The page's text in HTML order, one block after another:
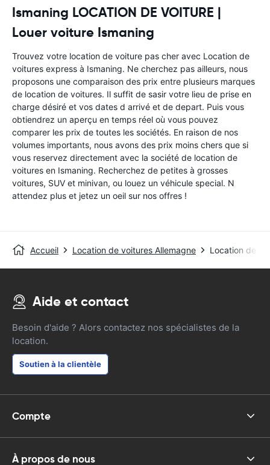
Ismaning LOCATION DE VOITURE |
Louer voiture Ismaning
Trouvez votre location de voiture pas cher avec Location de
voitures express à Ismaning. Ne cherchez pas ailleurs, nous
proposons une comparaison des prix entre plusieurs marques
de location de voitures. Il suffit de sasir votre lieu de prise en
charge désiré et vos dates d arrivé et de depart. Puis vous
obtiendrez un aperçu en temps réel où vous pouvez
comparer les prix de toutes les sociétés. En raison de nos
volumes importants, nous avons des prix moins chers que si
vous reservez directement avec la société de location de
voitures en Ismaning. Recherchez de petites à grosses
voitures, SUV et minivan, ou louez un véhicule special. N
attendez plus et jetez un oeil sur nos offres !
Accueil Location de voitures Allemagne Location de
Aide et contact
Besoin d'aide ? Alors contactez nos spécialistes de la
location.
Soutien à la clientèle
Compte
À propos de nous